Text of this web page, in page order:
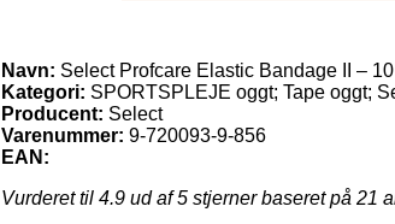
Navn: Select Profcare Elastic Bandage II –
Kategori: SPORTSPLEJE oggt; Tape oggt;
Producent: Select
Varenummer: 9-720093-9-856
EAN:
Vurderet til 4.9 ud af 5 stjerner baseret på 21